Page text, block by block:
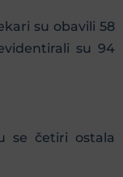
su obavili 58
su 94
se četiri ostala